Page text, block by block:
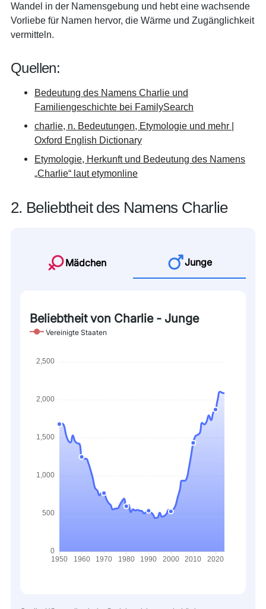
Wandel in der Namensgebung und hebt eine wachsende
Vorliebe für Namen hervor, die Wärme und Zugänglichkeit
vermitteln.
Quellen:
Bedeutung des Namens Charlie und
Familiengeschichte bei FamilySearch
charlie, n. Bedeutungen, Etymologie und mehr |
Oxford English Dictionary
Etymologie, Herkunft und Bedeutung des Namens
„Charlie“ laut etymonline
2. Beliebtheit des Namens Charlie
Mädchen Junge
Beliebtheit von Charlie - Junge
Vereinigte Staaten